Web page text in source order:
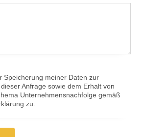
Speicherung meiner Daten zur
Anfrage sowie dem Erhalt von
Unternehmensnachfolge gemäß
zu.